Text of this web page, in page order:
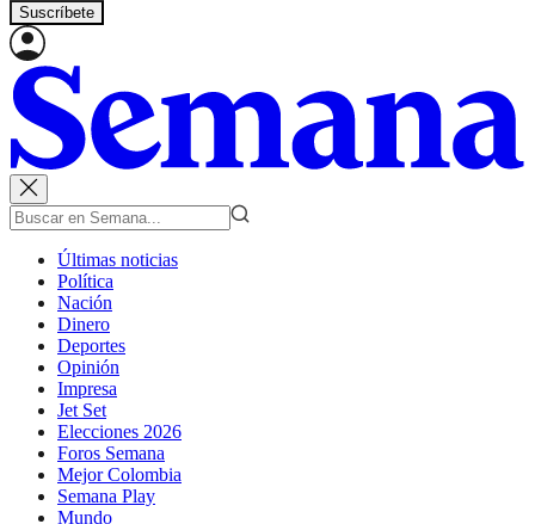
Suscríbete
Últimas noticias
Política
Nación
Dinero
Deportes
Opinión
Impresa
Jet Set
Elecciones 2026
Foros Semana
Mejor Colombia
Semana Play
Mundo